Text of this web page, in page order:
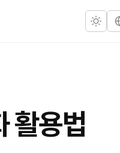
활용법